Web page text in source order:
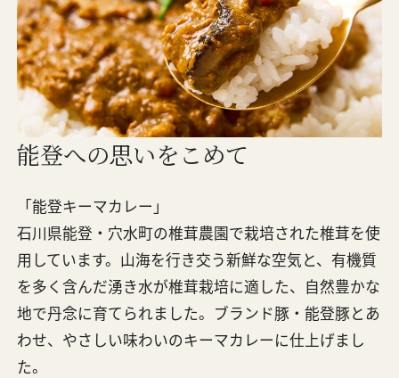
能登への思いをこめて
「能登キーマカレー」
石川県能登・穴水町の椎茸農園で栽培された椎茸を使
用しています。山海を行き交う新鮮な空気と、有機質
を多く含んだ湧き水が椎茸栽培に適した、自然豊かな
地で丹念に育てられました。ブランド豚・能登豚とあ
わせ、やさしい味わいのキーマカレーに仕上げまし
た。